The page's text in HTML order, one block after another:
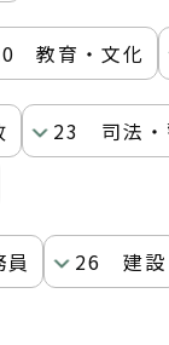
教育・文化
23 司法・
26 建設